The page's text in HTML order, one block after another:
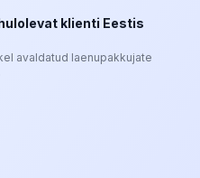
klienti Eestis
avaldatud laenupakkujate